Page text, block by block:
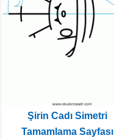
Şirin Cadı Simetri
Tamamlama Sayfası